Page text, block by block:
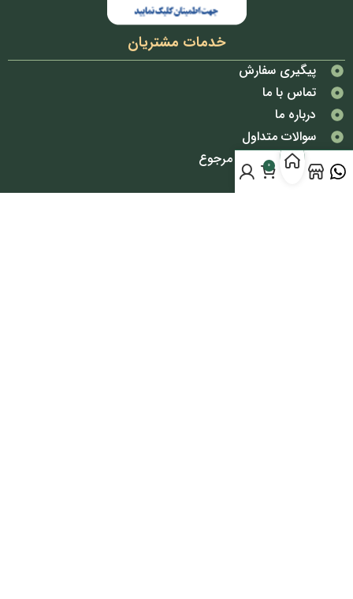
خدمات مشتریان
پیگیری سفارش
تماس با ما
درباره ما
سوالات متداول
شرایط تعویض و مرجوع
قوانین و مقررات
0